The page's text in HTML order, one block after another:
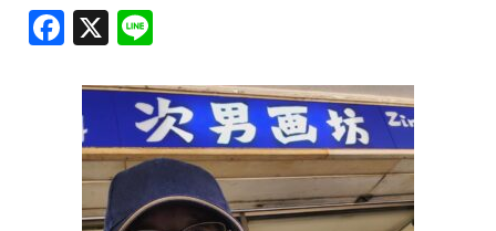
F
ac
e
b
o
ok
X